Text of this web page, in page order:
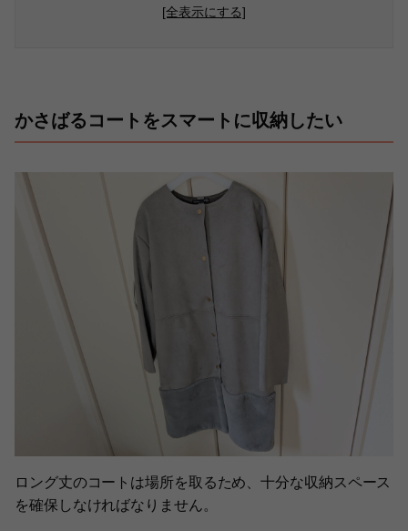
[全表示にする]
かさばるコートをスマートに収納したい
ロング丈のコートは場所を取るため、十分な収納スペース
を確保しなければなりません。